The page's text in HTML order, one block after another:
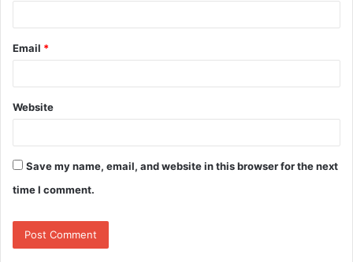
Email *
Website
Save my name, email, and website in this browser for the next
time I comment.